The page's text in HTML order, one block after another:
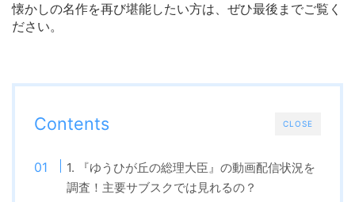
懐かしの名作を再び堪能したい方は、ぜひ最後までご覧く
ださい。
CLOSE
Contents
1. 『ゆうひが丘の総理大臣』の動画配信状況を
調査！主要サブスクでは見れるの？